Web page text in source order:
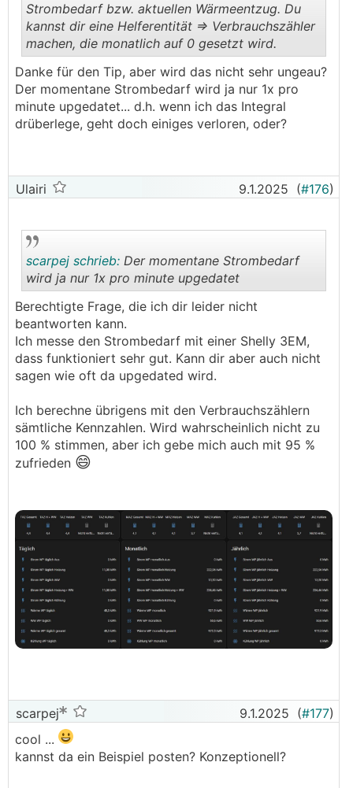
..
Strombedarf bzw. aktuellen Wärmeentzug. Du
kannst dir eine Helferentität => Verbrauchszähler
machen, die monatlich auf 0 gesetzt wird.
Danke für den Tip, aber wird das nicht sehr ungeau?
Der momentane Strombedarf wird ja nur 1x pro
minute upgedatet... d.h. wenn ich das Integral
drüberlege, geht doch einiges verloren, oder?
Ulairi 9.1.2025 (#176)
scarpej schrieb: Der momentane Strombedarf
wird ja nur 1x pro minute upgedatet
Berechtigte Frage, die ich dir leider nicht
beantworten kann.
Ich messe den Strombedarf mit einer Shelly 3EM,
dass funktioniert sehr gut. Kann dir aber auch nicht
sagen wie oft da upgedated wird.
Ich berechne übrigens mit den Verbrauchszählern
sämtliche Kennzahlen. Wird wahrscheinlich nicht zu
100 % stimmen, aber ich gebe mich auch mit 95 %
zufrieden 😄
scarpej 9.1.2025 (#177)
cool ...
kannst da ein Beispiel posten? Konzeptionell?